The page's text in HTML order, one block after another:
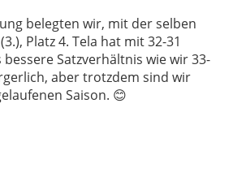
belegten wir, mit der selben
Platz 4. Tela hat mit 32-31
Satzverhältnis wie wir 33-
aber trotzdem sind wir
Saison. 😊